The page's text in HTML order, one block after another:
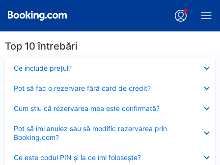
Top 10 întrebări
Ce include preţul?
închis
Pot să fac o rezervare fără card de credit?
închis
Cum ştiu că rezervarea mea este confirmată?
închis
Pot să îmi anulez sau să modific rezervarea prin
Booking.com?
închis
Ce este codul PIN şi la ce îmi foloseşte?
închis